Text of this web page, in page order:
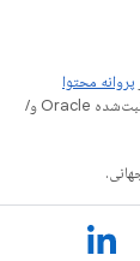
پروانه محتوا
هستند. جاوا و OpenJDK علامت‌های تجاری یا علامت‌های تجاری ثبت‌شده Oracle و/